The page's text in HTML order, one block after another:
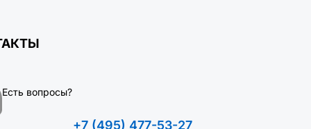
Есть вопросы?
+7 (495) 477-53-27